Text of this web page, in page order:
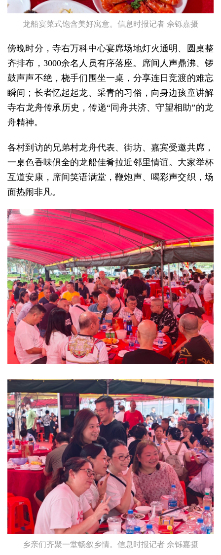
龙船宴菜式饱含美好寓意。信息时报记者 佘铄嘉摄
傍晚时分，寺右万科中心宴席场地灯火通明、圆桌整
齐排布，3000余名人员有序落座。席间人声鼎沸、锣
鼓声声不绝，桡手们围坐一桌，分享连日竞渡的难忘
瞬间；长者忆起起龙、采青的习俗，向身边孩童讲解
寺右龙舟传承历史，传递“同舟共济、守望相助”的龙
舟精神。
各村到访的兄弟村龙舟代表、街坊、嘉宾受邀共席，
一桌色香味俱全的龙船佳肴拉近邻里情谊。大家举杯
互道安康，席间笑语满堂，鞭炮声、喝彩声交织，场
面热闹非凡。
乡亲们齐聚一堂畅叙乡情。信息时报记者 佘铄嘉摄